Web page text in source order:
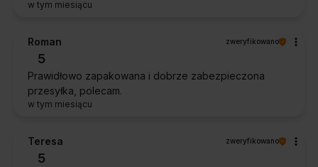
w tym miesiącu
Roman zweryfikowano
5
Prawidłowo zapakowana i dobrze zabezpieczona
przesyłka, polecam.
w tym miesiącu
Teresa zweryfikowano
5